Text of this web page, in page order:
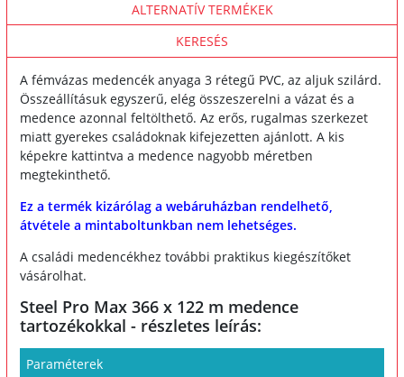
ALTERNATÍV TERMÉKEK
KERESÉS
A fémvázas medencék anyaga 3 rétegű PVC, az aljuk szilárd.
Összeállításuk egyszerű, elég összeszerelni a vázat és a
medence azonnal feltölthető. Az erős, rugalmas szerkezet
miatt gyerekes családoknak kifejezetten ajánlott. A kis
képekre kattintva a medence nagyobb méretben
megtekinthető.
Ez a termék kizárólag a webáruházban rendelhető,
átvétele a mintaboltunkban nem lehetséges.
A családi medencékhez további praktikus kiegészítőket
vásárolhat.
Steel Pro Max 366 x 122 m medence
tartozékokkal - részletes leírás:
Paraméterek